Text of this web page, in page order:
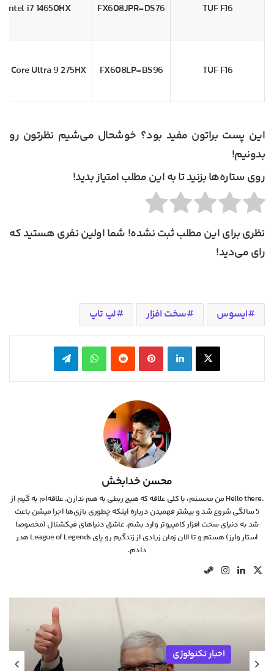
TUF F16
FX608JPR-DS76
Intel i7 14650HX
TUF F16
FX608LP-BS96
Core Ultra 9 275HX
این پست براتون مفید بود؟ خوشحال می‌شیم نظرتون رو
بدونیم!
روی ستاره‌ها بزنید تا به این مطلب امتیاز بدید!
نظری برای این مطلب ثبت نشده! شما اولین نفری هستید که
رای می‌دید!
ایسوس سخت افزار لپ تاپ
X لینکدین ‫پین‌ترست‫رددیت واتس آپ تلگرام
محسن خدابخش
.Hello there من محسنم، با کلی علاقه که هیچ ربطی به هم ندارن. علاقه‌ام به گیم از
5 سالگی شروع شد و بیشتر فهمیدن درباره اینکه چطوری بازی‌ها اجرا میشن باعث
شد به دنیای سخت افزار کامپیوتر وارد بشم. عاشق دنیاهای فیکشنال (مخصوصا
استار وارز) هستم و تا الان زمان زیادی از زندگیم رو پای League of Legends هدر
دادم.
X لینکدیناینستاگرام
اخبار سخت افزار